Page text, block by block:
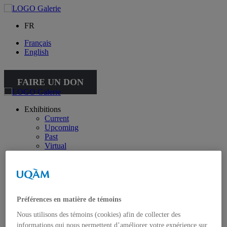
FR
Français
English
FAIRE UN DON
Exhibitions
Current
Upcoming
Past
Virtual
Educational Program
Collection
About the Collection
All publications
Préférences en matière de témoins
Nous utilisons des témoins (cookies) afin de collecter des
informations qui nous permettent d’améliorer votre expérience sur